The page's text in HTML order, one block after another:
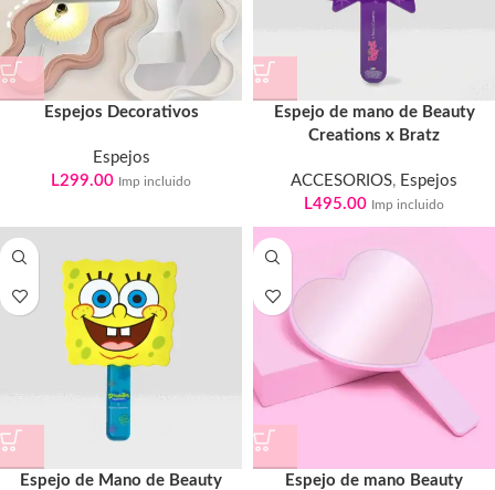
Espejos Decorativos
Espejos
L299.00 Imp incluido
Espejo de mano de Beauty
Creations x Bratz
ACCESORIOS, Espejos
L495.00 Imp incluido
Espejo de Mano de Beauty
Espejo de mano Beauty